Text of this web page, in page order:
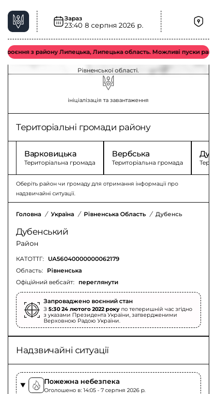
Зараз
23:40 8 серпня 2026 р.
з району Липецька, Липецька область. Можливі пуски
Дубенський район, Рівненська область –
ситуація та безпека
Стан безпеки та події у Дубенському районі
Рівненської області.
ініціалізація та завантаження
Територіальні громади району
Варковицька
Територіальна громада
Вербська
Територіальна громада
Оберіть район чи громаду для отримання інформації про
надзвичайні ситуації.
Головна / Україна / Рівненська Область / Дубенський Район
Дубенський
Район
КАТОТТГ: UA56040000000062179
Офіційний вебсайт: переглянути
Область: Рівненська
Запроваджено воєнний стан
З 5:30 24 лютого 2022 року по теперишній час згідно
з указами Президента України, затвердженими
Верховною Радою України.
Надзвичайні ситуації
Пожежна небезпека
Оголошено в: 14:05 - 7 серпня 2026 p.